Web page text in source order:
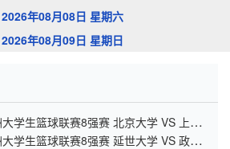
2026年08月08日 星期六
2026年08月09日 星期日
学生篮球联赛8强赛 北京大学 VS 上海
学生篮球联赛8强赛 延世大学 VS 政治